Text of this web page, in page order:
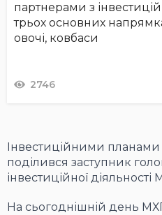
партнерами з
трьох основних
овочі, ковбаси
2746
Інвестиційними
поділився заступник
інвестиційної
На сьогоднішній день